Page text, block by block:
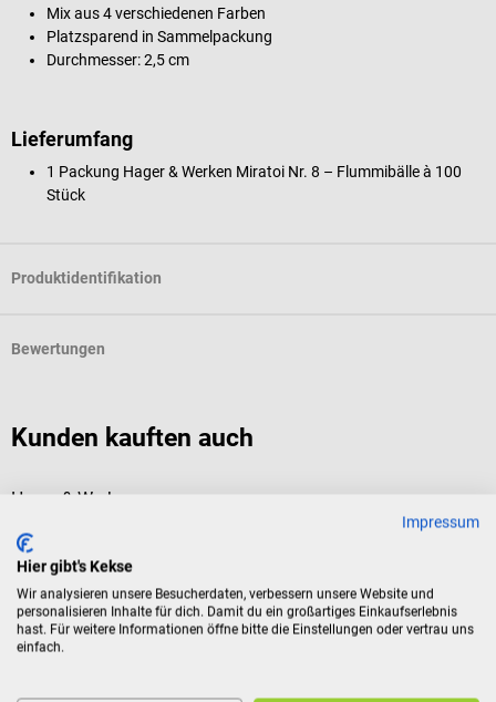
Mix aus 4 verschiedenen Farben
Platzsparend in Sammelpackung
Durchmesser: 2,5 cm
Lieferumfang
1 Packung Hager & Werken Miratoi Nr. 8 – Flummibälle à 100
Stück
Produktidentifikation
Bewertungen
Kunden kauften auch
Hager & Werken
Impressum
Hier gibt's Kekse
Wir analysieren unsere Besucherdaten, verbessern unsere Website und
personalisieren Inhalte für dich. Damit du ein großartiges Einkaufserlebnis
hast. Für weitere Informationen öffne bitte die Einstellungen oder vertrau uns
einfach.